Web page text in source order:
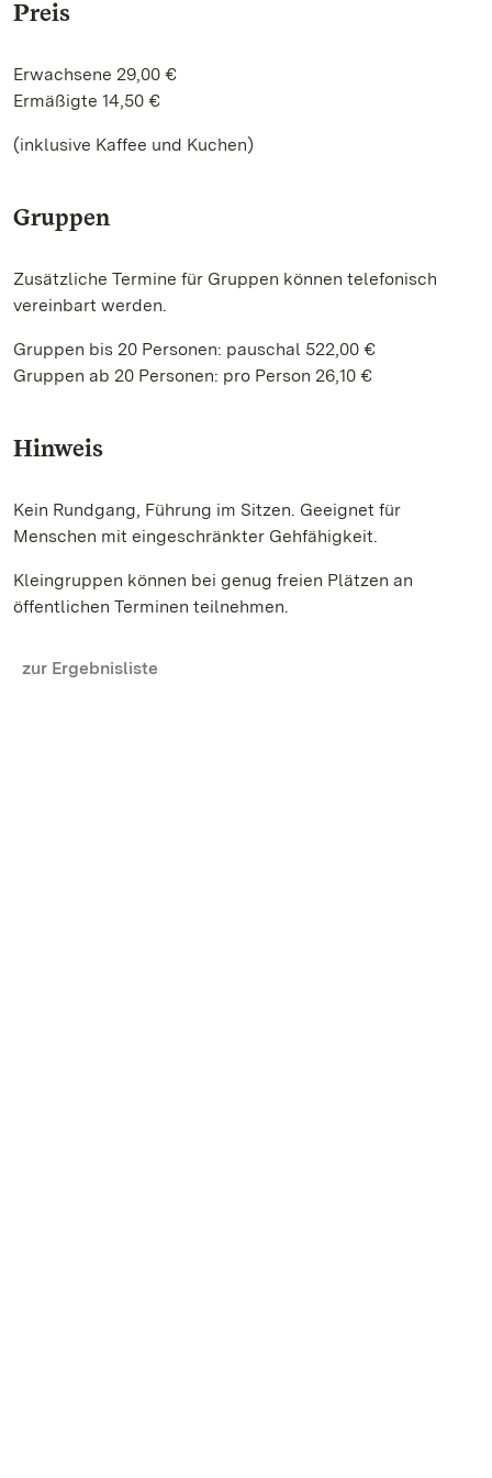
Preis
Erwachsene 29,00 €
Ermäßigte 14,50 €
(inklusive Kaffee und Kuchen)
Gruppen
Zusätzliche Termine für Gruppen können telefonisch
vereinbart werden.
Gruppen bis 20 Personen: pauschal 522,00 €
Gruppen ab 20 Personen: pro Person 26,10 €
Hinweis
Kein Rundgang, Führung im Sitzen. Geeignet für
Menschen mit eingeschränkter Gehfähigkeit.
Kleingruppen können bei genug freien Plätzen an
öffentlichen Terminen teilnehmen.
zur Ergebnisliste